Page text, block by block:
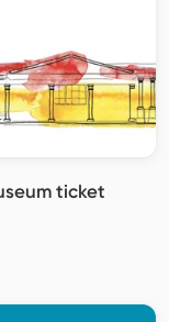
ticket